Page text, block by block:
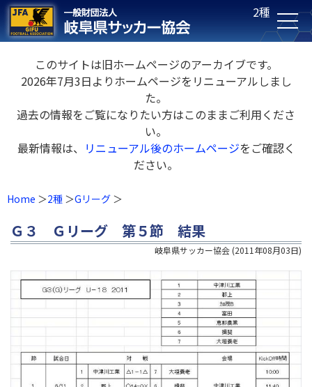
2種
このサイトは旧ホームページのアーカイブです。
2026年7月3日よりホームページをリニューアルしまし
た。
過去の情報をご覧になりたい方はこのままご利用くださ
い。
最新情報は、 リニューアル後のホームページをご確認く
ださい。
Home 2種 Gリーグ
Ｇ３ Ｇリーグ 第５節 結果
岐阜県サッカー協会 (2011年08月03日)